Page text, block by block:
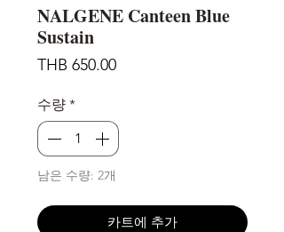
NALGENE Canteen Blue
Sustain
THB 650.00가
수량 *
남은 수량: 2개
카트에 추가